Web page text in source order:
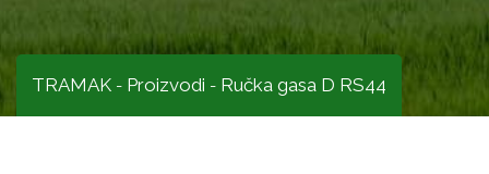
TRAMAK - Proizvodi - Ručka gasa D RS44